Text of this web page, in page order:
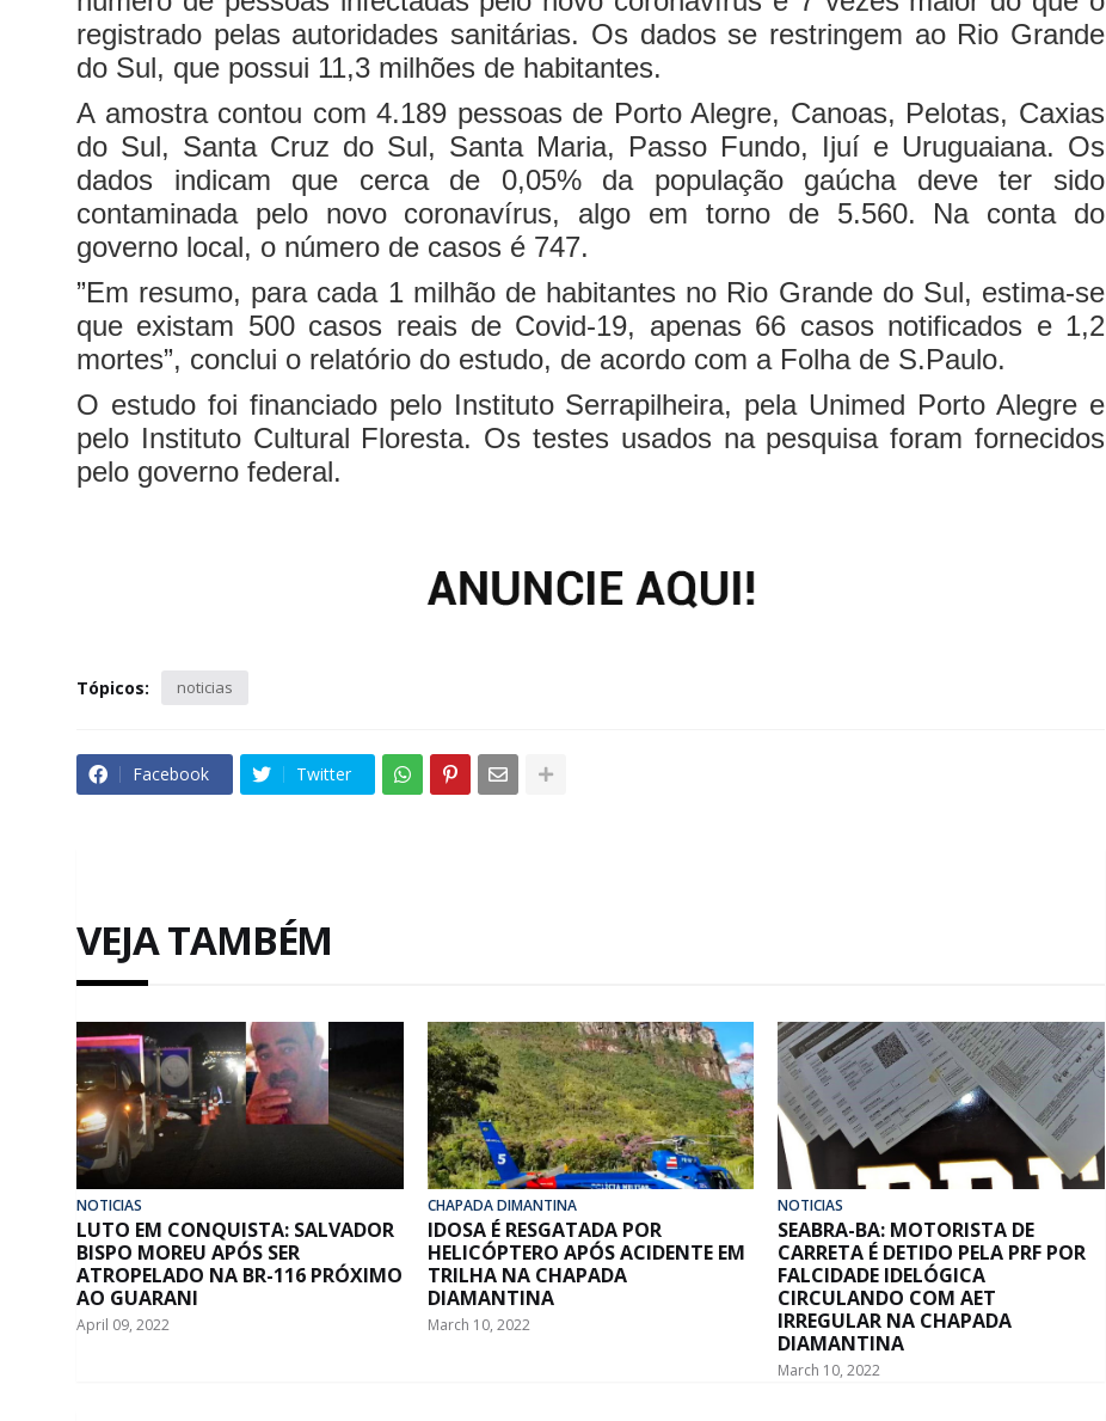
registrado pelas autoridades sanitárias. Os dados se restringem ao Rio Grande
do Sul, que possui 11,3 milhões de habitantes.
A amostra contou com 4.189 pessoas de Porto Alegre, Canoas, Pelotas, Caxias
do Sul, Santa Cruz do Sul, Santa Maria, Passo Fundo, Ijuí e Uruguaiana. Os
dados indicam que cerca de 0,05% da população gaúcha deve ter sido
contaminada pelo novo coronavírus, algo em torno de 5.560. Na conta do
governo local, o número de casos é 747.
”Em resumo, para cada 1 milhão de habitantes no Rio Grande do Sul, estima-se
que existam 500 casos reais de Covid-19, apenas 66 casos notificados e 1,2
mortes”, conclui o relatório do estudo, de acordo com a Folha de S.Paulo.
O estudo foi financiado pelo Instituto Serrapilheira, pela Unimed Porto Alegre e
pelo Instituto Cultural Floresta. Os testes usados na pesquisa foram fornecidos
pelo governo federal.
Tópicos: noticias
Facebook Twitter
VEJA TAMBÉM
NOTICIAS
LUTO EM CONQUISTA: SALVADOR
BISPO MOREU APÓS SER
ATROPELADO NA BR-116 PRÓXIMO
AO GUARANI
April 09, 2022
CHAPADA DIMANTINA
IDOSA É RESGATADA POR
HELICÓPTERO APÓS ACIDENTE EM
TRILHA NA CHAPADA
DIAMANTINA
March 10, 2022
NOTICIAS
SEABRA-BA: MOTORISTA DE
CARRETA É DETIDO PELA PRF POR
FALCIDADE IDELÓGICA
CIRCULANDO COM AET
IRREGULAR NA CHAPADA
DIAMANTINA
March 10, 2022